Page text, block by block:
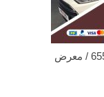
نشتري السيارات النويصيب / 65514411 / معرض